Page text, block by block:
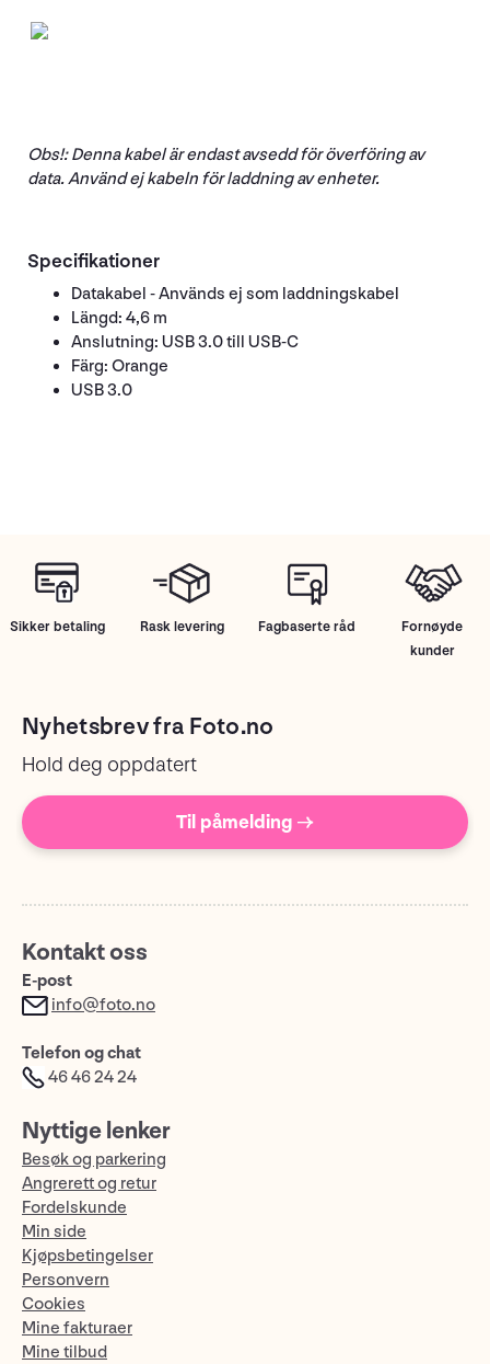
Obs!: Denna kabel är endast avsedd för överföring av
data. Använd ej kabeln för laddning av enheter.
Specifikationer
Datakabel - Används ej som laddningskabel
Längd: 4,6 m
Anslutning: USB 3.0 till USB-C
Färg: Orange
USB 3.0
Sikker betaling Rask levering Fagbaserte råd
Fornøyde
kunder
Nyhetsbrev fra Foto.no
Hold deg oppdatert
Til påmelding →
Kontakt oss
E-post
info@foto.no
Telefon og chat
46 46 24 24
Nyttige lenker
Besøk og parkering
Angrerett og retur
Fordelskunde
Min side
Kjøpsbetingelser
Personvern
Cookies
Mine fakturaer
Mine tilbud